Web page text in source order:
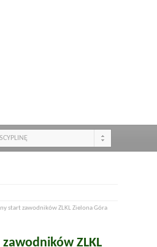
start zawodników ZLKL Zielona Góra
ZLKL